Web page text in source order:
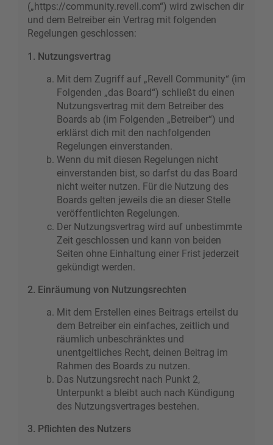
(„https://community.revell.com“) wird zwischen dir
und dem Betreiber ein Vertrag mit folgenden
Regelungen geschlossen:
1. Nutzungsvertrag
Mit dem Zugriff auf „Revell Community“ (im
Folgenden „das Board“) schließt du einen
Nutzungsvertrag mit dem Betreiber des
Boards ab (im Folgenden „Betreiber“) und
erklärst dich mit den nachfolgenden
Regelungen einverstanden.
Wenn du mit diesen Regelungen nicht
einverstanden bist, so darfst du das Board
nicht weiter nutzen. Für die Nutzung des
Boards gelten jeweils die an dieser Stelle
veröffentlichten Regelungen.
Der Nutzungsvertrag wird auf unbestimmte
Zeit geschlossen und kann von beiden
Seiten ohne Einhaltung einer Frist jederzeit
gekündigt werden.
2. Einräumung von Nutzungsrechten
Mit dem Erstellen eines Beitrags erteilst du
dem Betreiber ein einfaches, zeitlich und
räumlich unbeschränktes und
unentgeltliches Recht, deinen Beitrag im
Rahmen des Boards zu nutzen.
Das Nutzungsrecht nach Punkt 2,
Unterpunkt a bleibt auch nach Kündigung
des Nutzungsvertrages bestehen.
3. Pflichten des Nutzers